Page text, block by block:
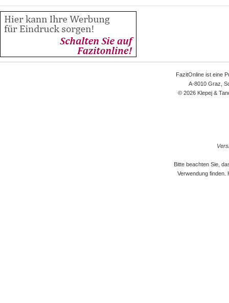
FazitOnline ist eine
A-8010 Graz,
© 2026 Klepej &
Bitte beachten Sie,
Verwendung finden.